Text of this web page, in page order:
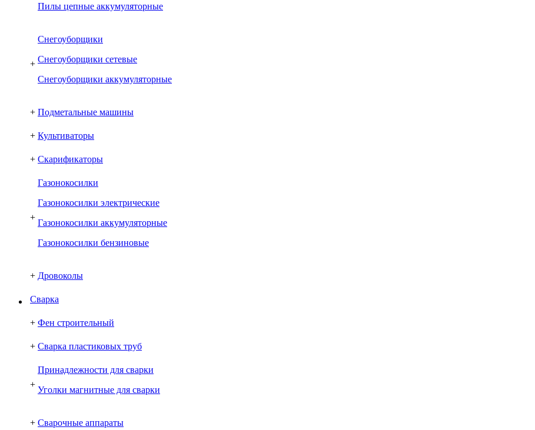
Пилы цепные аккумуляторные
+
Снегоуборщики
Снегоуборщики сетевые
Снегоуборщики аккумуляторные
+ Подметальные машины
+ Культиваторы
+ Скарификаторы
+
Газонокосилки
Газонокосилки электрические
Газонокосилки аккумуляторные
Газонокосилки бензиновые
+ Дровоколы
Сварка
+ Фен строительный
+ Сварка пластиковых труб
+
Принадлежности для сварки
Уголки магнитные для сварки
+ Сварочные аппараты